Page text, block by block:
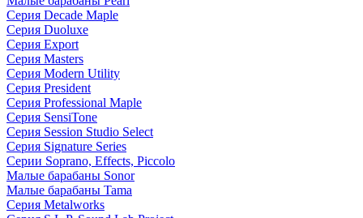
Серия Decade Maple
Серия Duoluxe
Серия Export
Серия Masters
Серия Modern Utility
Серия President
Серия Professional Maple
Серия SensiTone
Серия Session Studio Select
Серия Signature Series
Серии Soprano, Effects, Piccolo
Малые барабаны Sonor
Малые барабаны Tama
Серия Metalworks